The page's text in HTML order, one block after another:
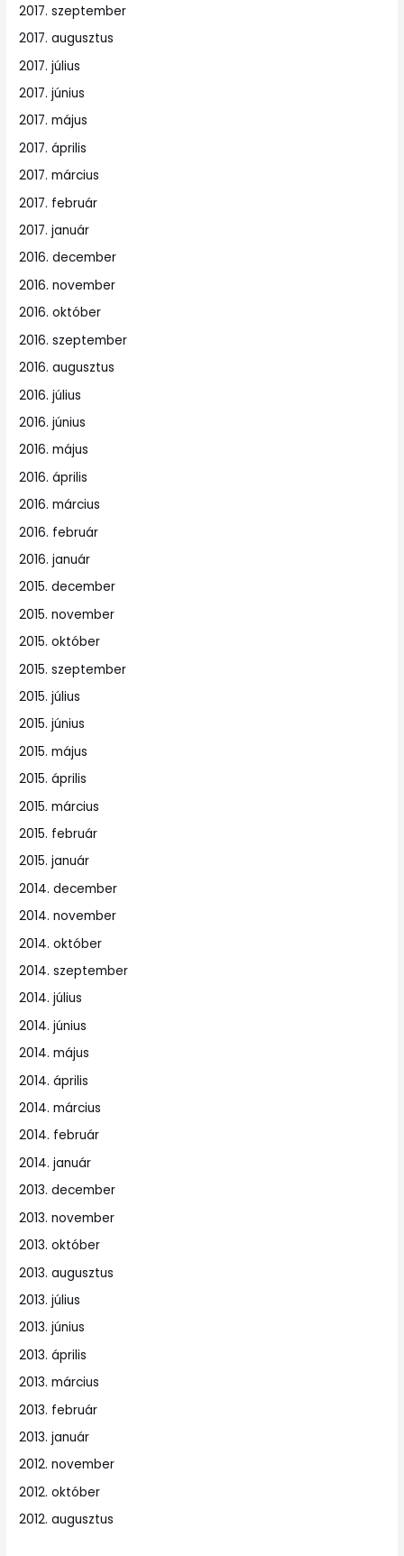
2017. szeptember
2017. augusztus
2017. július
2017. június
2017. május
2017. április
2017. március
2017. február
2017. január
2016. december
2016. november
2016. október
2016. szeptember
2016. augusztus
2016. július
2016. június
2016. május
2016. április
2016. március
2016. február
2016. január
2015. december
2015. november
2015. október
2015. szeptember
2015. július
2015. június
2015. május
2015. április
2015. március
2015. február
2015. január
2014. december
2014. november
2014. október
2014. szeptember
2014. július
2014. június
2014. május
2014. április
2014. március
2014. február
2014. január
2013. december
2013. november
2013. október
2013. augusztus
2013. július
2013. június
2013. április
2013. március
2013. február
2013. január
2012. november
2012. október
2012. augusztus